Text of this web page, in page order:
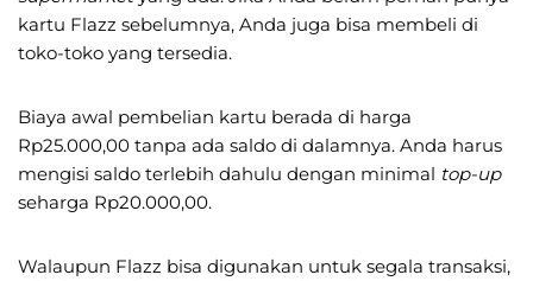
kartu Flazz sebelumnya, Anda juga bisa membeli di
toko-toko yang tersedia.
Biaya awal pembelian kartu berada di harga
Rp25.000,00 tanpa ada saldo di dalamnya. Anda harus
mengisi saldo terlebih dahulu dengan minimal top-up
seharga Rp20.000,00.
Walaupun Flazz bisa digunakan untuk segala transaksi,